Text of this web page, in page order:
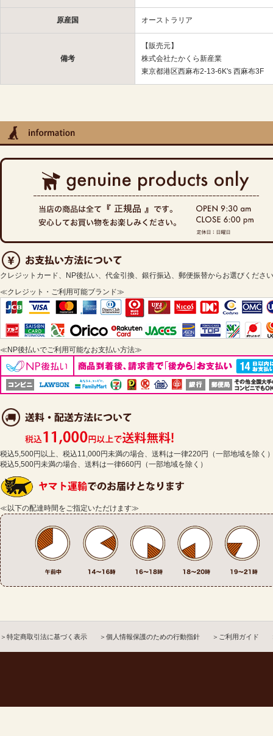
原産国 オーストラリア
備考
【販売元】
株式会社たかくら新産業
東京都港区西麻布2-13-6K's 西麻布3F
クレジットカード、NP後払い、代金引換、銀行振込、郵便振替からお選びくださ
≪クレジット・ご利用可能ブランド≫
≪NP後払いでご利用可能なお支払い方法≫
税込5,500円以上、税込11,000円未満の場合、送料は一律220円（一部地域を除く
税込5,500円未満の場合、送料は一律660円（一部地域を除く）
≪以下の配達時間をご指定いただけます≫
＞特定商取引法に基づく表示 ＞個人情報保護のための行動指針 ＞ご利用ガイド